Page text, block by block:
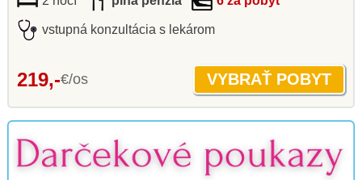
vstupná konzultácia s lekárom
219,-€/os